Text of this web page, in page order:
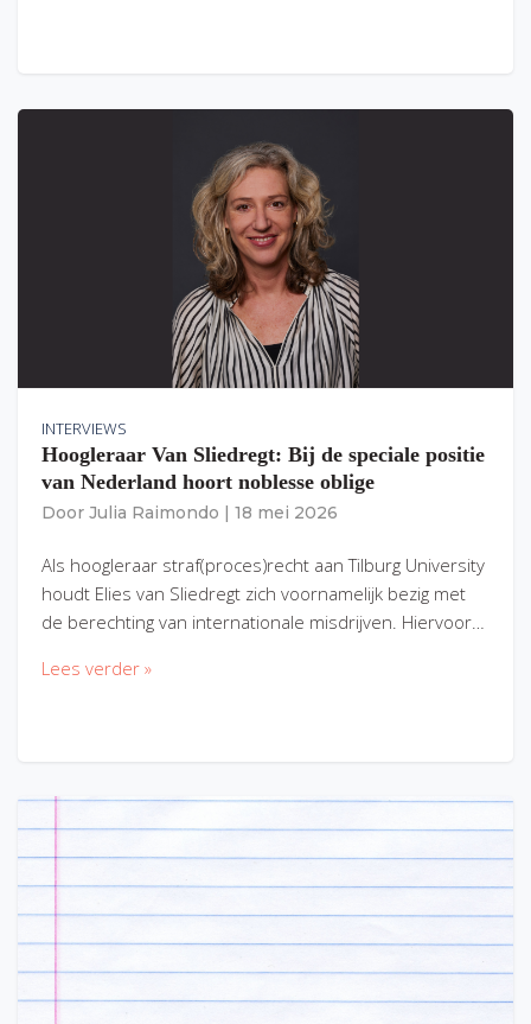
INTERVIEWS
Hoogleraar Van Sliedregt: Bij de speciale positie
van Nederland hoort noblesse oblige
Door Julia Raimondo 18 mei 2026
Als hoogleraar straf(proces)recht aan Tilburg University
houdt Elies van Sliedregt zich voornamelijk bezig met
de berechting van internationale misdrijven. Hiervoor…
Lees verder »